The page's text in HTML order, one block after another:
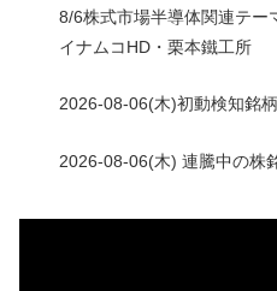
8/6株式市場半導体関連テー
イナムコHD・栗本鐵工所
2026-08-06(木)初動検知銘
2026-08-06(木) 連騰中の株